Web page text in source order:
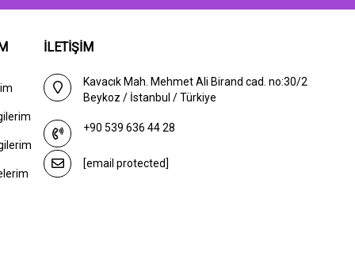
İLETİŞİM
Kavacık Mah. Mehmet Ali Birand cad. no:30/2
Beykoz / İstanbul / Türkiye
+90 539 636 44 28
[email protected]